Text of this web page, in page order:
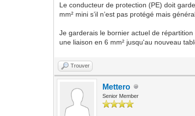
Le conducteur de protection (PE) doit
mm² mini s’il n’est pas protégé mais
Je garderais le bornier actuel de
une liaison en 6 mm² jusqu'au nouveau
Trouver
Mettero
Senior Member